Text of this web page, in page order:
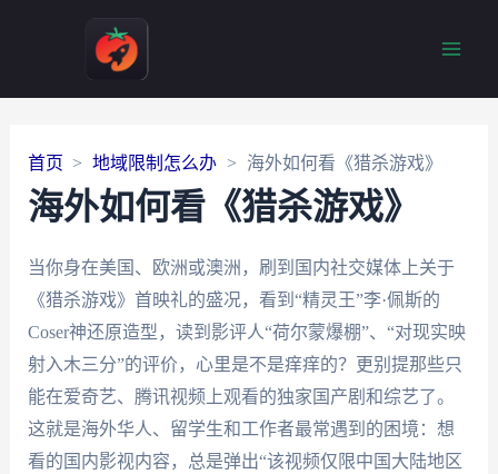
首页 地域限制怎么办 海外如何看《猎杀游戏》
海外如何看《猎杀游戏》
当你身在美国、欧洲或澳洲，刷到国内社交媒体上关于
《猎杀游戏》首映礼的盛况，看到“精灵王”李·佩斯的
Coser神还原造型，读到影评人“荷尔蒙爆棚”、“对现实映
射入木三分”的评价，心里是不是痒痒的？更别提那些只
能在爱奇艺、腾讯视频上观看的独家国产剧和综艺了。
这就是海外华人、留学生和工作者最常遇到的困境：想
看的国内影视内容，总是弹出“该视频仅限中国大陆地区